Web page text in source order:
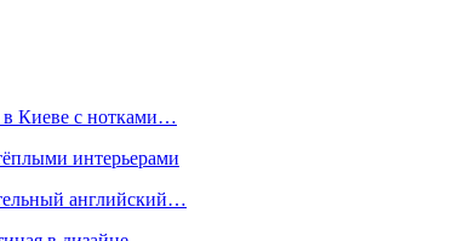
Киеве с нотками…
интерьерами
английский…